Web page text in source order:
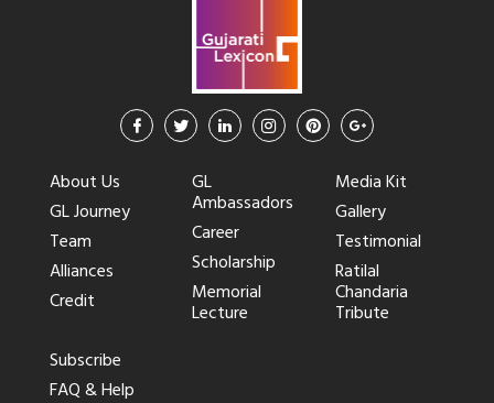
About Us
GL Journey
Team
Alliances
Credit
GL
Ambassadors
Career
Scholarship
Memorial
Lecture
Media Kit
Gallery
Testimonial
Ratilal
Chandaria
Tribute
Subscribe
FAQ & Help